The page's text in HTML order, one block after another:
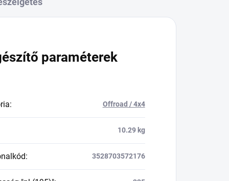
paraméterek
: Offroad / 4x4
10.29 kg
: 3528703572176